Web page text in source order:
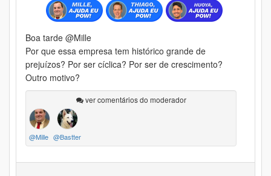
Boa tarde @Mille
Por que essa empresa tem histórico grande de
prejuízos? Por ser cíclica? Por ser de crescimento?
Outro motivo?
ver comentários do moderador
@Mille @Bastter